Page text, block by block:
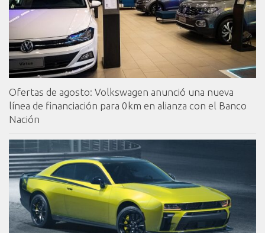
Ofertas de agosto: Volkswagen anunció una nueva
línea de financiación para 0km en alianza con el Banco
Nación